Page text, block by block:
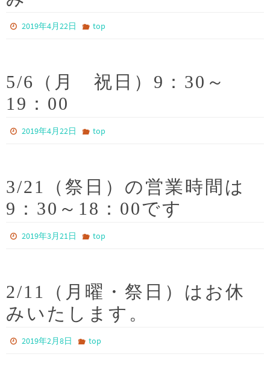
2019年4月22日 top
5/6（月 祝日）9：30～
19：00
2019年4月22日 top
3/21（祭日）の営業時間は
9：30～18：00です
2019年3月21日 top
2/11（月曜・祭日）はお休
みいたします。
2019年2月8日 top